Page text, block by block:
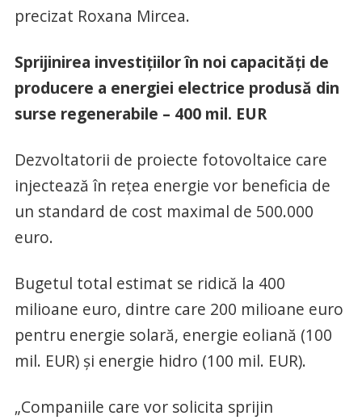
precizat Roxana Mircea.
Sprijinirea investițiilor în noi capacități de
producere a energiei electrice produsă din
surse regenerabile – 400 mil. EUR
Dezvoltatorii de proiecte fotovoltaice care
injectează în rețea energie vor beneficia de
un standard de cost maximal de 500.000
euro.
Bugetul total estimat se ridică la 400
milioane euro, dintre care 200 milioane euro
pentru energie solară, energie eoliană (100
mil. EUR) și energie hidro (100 mil. EUR).
„Companiile care vor solicita sprijin